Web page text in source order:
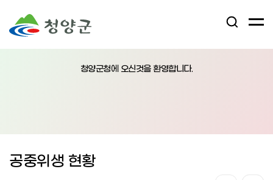
검
어
청양군청에 오신것을 환영합니다.
공중위생 현황